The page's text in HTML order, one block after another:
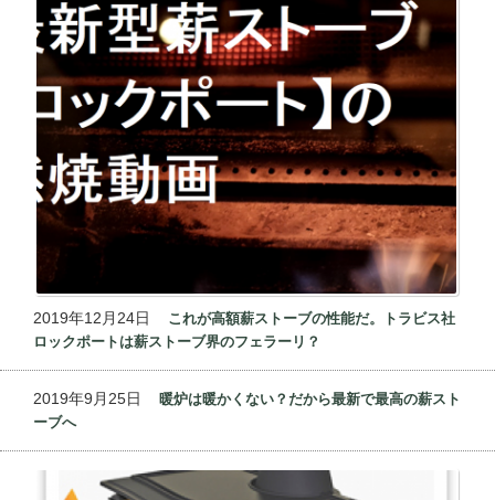
2019年12月24日 これが高額薪ストーブの性能だ。トラビス社
ロックポートは薪ストーブ界のフェラーリ？
2019年9月25日 暖炉は暖かくない？だから最新で最高の薪スト
ーブへ